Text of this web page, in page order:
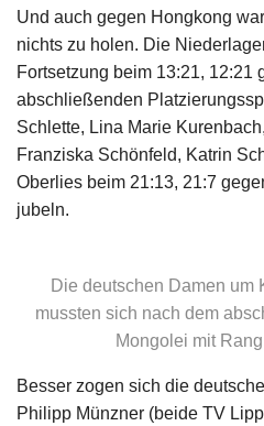
Und auch gegen Hongkong
nichts zu holen. Die
Fortsetzung beim 13:21, 12:21
abschließenden
Schlette, Lina Marie
Franziska Schönfeld, Katrin
Oberlies beim 21:13, 21:7
jubeln.
Die deutschen Damen um
mussten sich nach dem
Mongolei mit
Besser zogen sich die
Philipp Münzner (beide TV